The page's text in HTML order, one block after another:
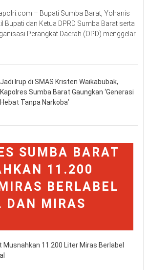
– Bupati Sumba Barat, Yohanis
Bupati dan Ketua DPRD Sumba Barat serta
Perangkat Daerah (OPD) menggelar
Jadi Irup di SMAS Kristen Waikabubak,
Kapolres Sumba Barat Gaungkan ‘Generasi
Hebat Tanpa Narkoba’
Musnahkan 11.200 Liter Miras Berlabel